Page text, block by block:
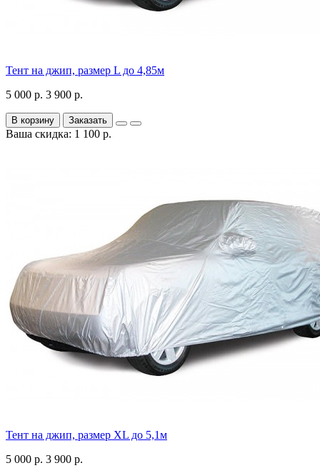
Тент на джип, размер L до 4,85м
5 000 р. 3 900 р.
В корзину Заказать
Ваша скидка: 1 100 р.
Тент на джип, размер XL до 5,1м
5 000 р. 3 900 р.